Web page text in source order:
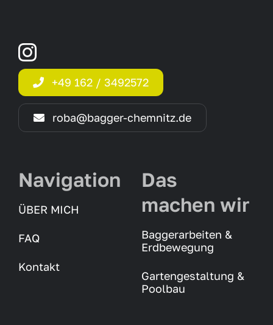
‭+49 162 / 3492572‬
roba@bagger-chemnitz.de
Navigation
ÜBER MICH
FAQ
Kontakt
Das
machen wir
Baggerarbeiten &
Erdbewegung
Gartengestaltung &
Poolbau